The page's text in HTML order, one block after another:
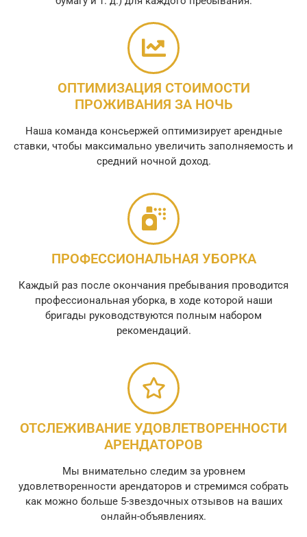
ОПТИМИЗАЦИЯ СТОИМОСТИ
ПРОЖИВАНИЯ ЗА НОЧЬ
Наша команда консьержей оптимизирует арендные
ставки, чтобы максимально увеличить заполняемость и
средний ночной доход.
ПРОФЕССИОНАЛЬНАЯ УБОРКА
Каждый раз после окончания пребывания проводится
профессиональная уборка, в ходе которой наши
бригады руководствуются полным набором
рекомендаций.
ОТСЛЕЖИВАНИЕ УДОВЛЕТВОРЕННОСТИ
АРЕНДАТОРОВ
Мы внимательно следим за уровнем
удовлетворенности арендаторов и стремимся собрать
как можно больше 5-звездочных отзывов на ваших
онлайн-объявлениях.